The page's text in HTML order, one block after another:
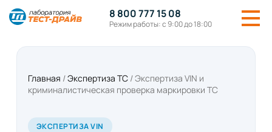
8 800 777 15 08
Режим работы: с 9:00 до 18:00
Главная /Экспертиза ТС /Экспертиза VIN и
криминалистическая проверка маркировки ТС
ЭКСПЕРТИЗА VIN